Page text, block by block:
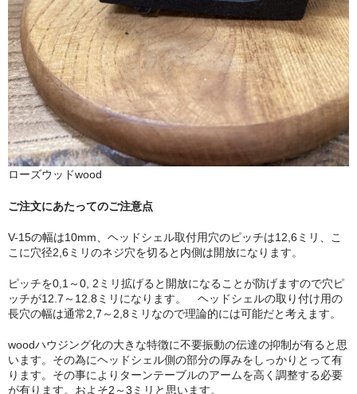
ローズウッドwood
ご注文にあたってのご注意点
V-15の幅は10mm、ヘッドシェル取付用穴のピッチは12,6ミリ、こ
こに穴径2,6ミリのネジ穴を切ると内側は開放になります。
ピッチを0,1～0, 2ミリ拡げると開放になることが防げますので穴ピ
ッチが12.7～12.8ミリになります。 ヘッドシェルの取り付け用の
長穴の幅は通常2,7～2,8ミリなので理論的には可能だと考えます。
woodハウジング化の大きな特徴に不要振動の伝達の抑制が有ると思
います。その為にヘッドシェル側の部分の厚みをしっかりとって有
ります。その事によりターンテーブルのアームを高く調整する必要
が有ります。およそ2～3ミリと思います。